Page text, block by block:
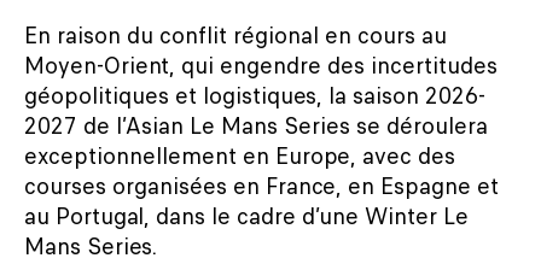
En raison du conflit régional en cours au
Moyen-Orient, qui engendre des incertitudes
géopolitiques et logistiques, la saison 2026-
2027 de l’Asian Le Mans Series se déroulera
exceptionnellement en Europe, avec des
courses organisées en France, en Espagne et
au Portugal, dans le cadre d’une Winter Le
Mans Series.